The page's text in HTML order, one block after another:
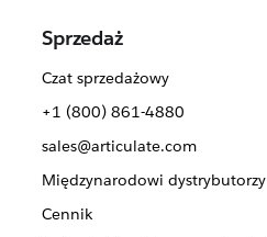
Sprzedaż
Czat sprzedażowy
+1 (800) 861-4880
sales@articulate.com
Międzynarodowi dystrybutorzy
Cennik